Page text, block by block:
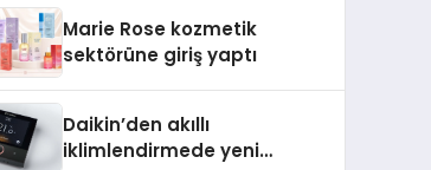
Aldı
Marie Rose kozmetik
sektörüne giriş yaptı
Daikin’den akıllı
iklimlendirmede yeni